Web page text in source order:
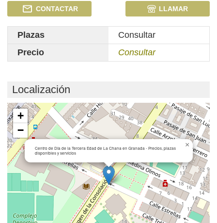
CONTACTAR LLAMAR
Plazas
Consultar
Precio
Consultar
Localización
Cargando mapa...
Centro de Día de la Tercera Edad de La Chana en Granada - Precios, plazas
disponibles y servicios
×
+
−